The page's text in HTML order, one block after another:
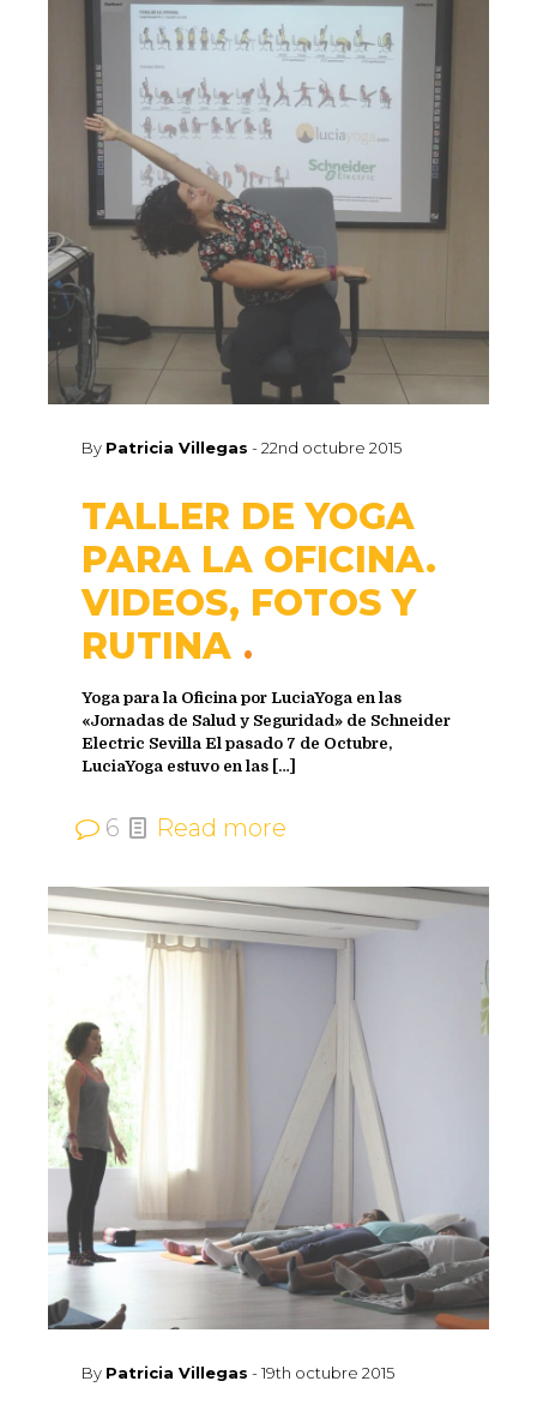
By Patricia Villegas - 22nd octubre 2015
TALLER DE YOGA
PARA LA OFICINA.
VIDEOS, FOTOS Y
RUTINA
Yoga para la Oficina por LuciaYoga en las
«Jornadas de Salud y Seguridad» de Schneider
Electric Sevilla El pasado 7 de Octubre,
LuciaYoga estuvo en las […]
6 Read more
By Patricia Villegas - 19th octubre 2015